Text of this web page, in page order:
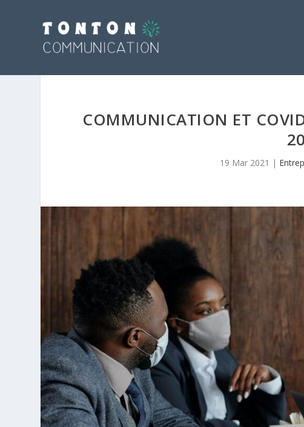
COMMUNICATION ET
19 Mar 2021 |